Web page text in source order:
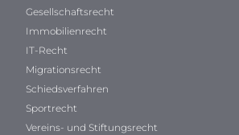
Gesellschaftsrecht
Immobilienrecht
IT-Recht
Migrationsrecht
Schiedsverfahren
Sportrecht
Vereins- und Stiftungsrecht